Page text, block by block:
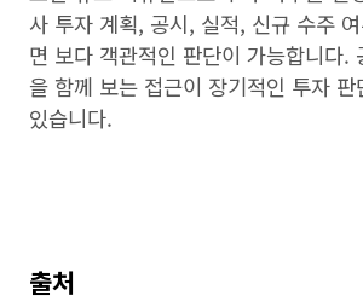
사 투자 계획, 공시, 실적, 신규 수주
면 보다 객관적인 판단이 가능합니다.
을 함께 보는 접근이 장기적인 투자
있습니다.
출처